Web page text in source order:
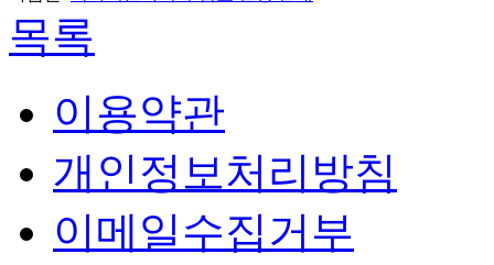
목록
이용약관
개인정보처리방침
이메일수집거부